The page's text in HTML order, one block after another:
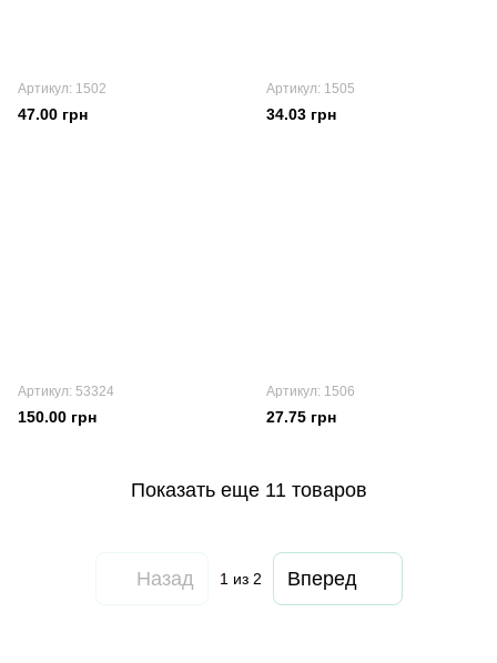
Артикул: 1502
47.00 грн
Артикул: 1505
34.03 грн
Артикул: 53324
150.00 грн
Артикул: 1506
27.75 грн
Показать еще 11 товаров
Назад 1 из 2 Вперед